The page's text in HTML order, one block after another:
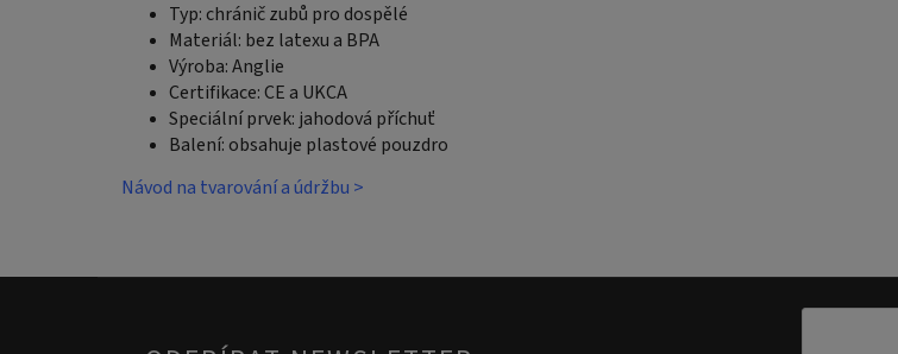
Typ: chránič zubů pro dospělé
Materiál: bez latexu a BPA
Výroba: Anglie
Certifikace: CE a UKCA
Speciální prvek: jahodová příchuť
Balení: obsahuje plastové pouzdro
Návod na tvarování a údržbu >